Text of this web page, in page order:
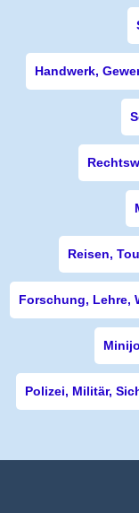
Handwerk,
Reisen,
Forschung, Lehre,
Polizei, Militär,